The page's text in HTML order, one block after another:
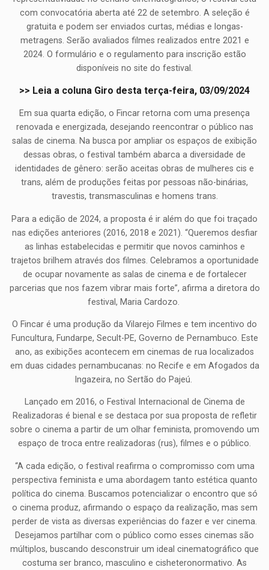
com convocatória aberta até 22 de setembro. A seleção é
gratuita e podem ser enviados curtas, médias e longas-
metragens. Serão avaliados filmes realizados entre 2021 e
2024. O formulário e o regulamento para inscrição estão
disponíveis no site do festival.
>> Leia a coluna Giro desta terça-feira, 03/09/2024
Em sua quarta edição, o Fincar retorna com uma presença
renovada e energizada, desejando reencontrar o público nas
salas de cinema. Na busca por ampliar os espaços de exibição
dessas obras, o festival também abarca a diversidade de
identidades de gênero: serão aceitas obras de mulheres cis e
trans, além de produções feitas por pessoas não-binárias,
travestis, transmasculinas e homens trans.
Para a edição de 2024, a proposta é ir além do que foi traçado
nas edições anteriores (2016, 2018 e 2021). “Queremos desfiar
as linhas estabelecidas e permitir que novos caminhos e
trajetos brilhem através dos filmes. Celebramos a oportunidade
de ocupar novamente as salas de cinema e de fortalecer
parcerias que nos fazem vibrar mais forte”, afirma a diretora do
festival, Maria Cardozo.
O Fincar é uma produção da Vilarejo Filmes e tem incentivo do
Funcultura, Fundarpe, Secult-PE, Governo de Pernambuco. Este
ano, as exibições acontecem em cinemas de rua localizados
em duas cidades pernambucanas: no Recife e em Afogados da
Ingazeira, no Sertão do Pajeú.
Lançado em 2016, o Festival Internacional de Cinema de
Realizadoras é bienal e se destaca por sua proposta de refletir
sobre o cinema a partir de um olhar feminista, promovendo um
espaço de troca entre realizadoras (rus), filmes e o público.
“A cada edição, o festival reafirma o compromisso com uma
perspectiva feminista e uma abordagem tanto estética quanto
política do cinema. Buscamos potencializar o encontro que só
o cinema produz, afirmando o espaço da realização, mas sem
perder de vista as diversas experiências do fazer e ver cinema.
Desejamos partilhar com o público como esses cinemas são
múltiplos, buscando desconstruir um ideal cinematográfico que
costuma ser branco, masculino e cisheteronormativo. As